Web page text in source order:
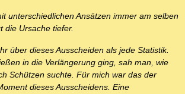
unterschiedlichen Ansätzen immer am selben
die Ursache tiefer.
über dieses Ausscheiden als jede Statistik.
in die Verlängerung ging, sah man, wie
Schützen suchte. Für mich war das der
dieses Ausscheidens. Eine